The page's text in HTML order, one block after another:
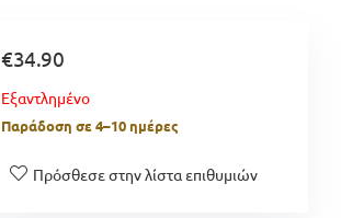
€34.90
Εξαντλημένο
Παράδοση σε 4–10 ημέρες
Πρόσθεσε στην λίστα επιθυμιών